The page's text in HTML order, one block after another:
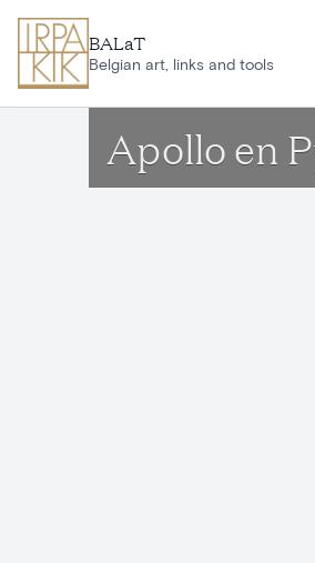
BALaT
Belgian art, links and tools
Apollo en